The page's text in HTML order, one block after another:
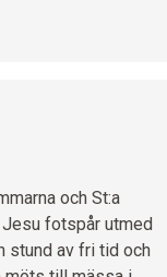
och St:a
fotspår utmed
stund av fri tid och